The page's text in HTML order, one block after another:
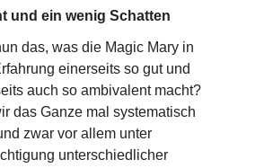
und ein wenig Schatten
das, was die Magic Mary in
einerseits so gut und
auch so ambivalent macht?
das Ganze mal systematisch
zwar vor allem unter
unterschiedlicher